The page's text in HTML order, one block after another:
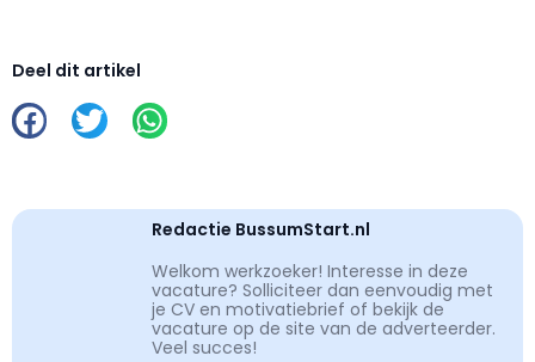
Deel dit artikel
Redactie BussumStart.nl
Welkom werkzoeker! Interesse in deze
vacature? Solliciteer dan eenvoudig met
je CV en motivatiebrief of bekijk de
vacature op de site van de adverteerder.
Veel succes!